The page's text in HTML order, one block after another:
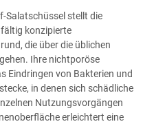
Salatschüssel stellt die
konzipierte
die über die üblichen
Ihre nichtporöse
Eindringen von Bakterien und
in denen sich schädliche
Nutzungsvorgängen
erleichtert eine